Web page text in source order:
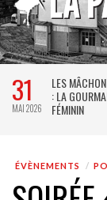
2026
LES MÂCHONNES
: LA
FÉMININ
ÉVÈNEMENTS